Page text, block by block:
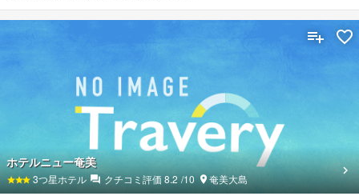
ホテルニュー奄美
3つ星ホテル クチコミ評価8.2 /10 奄美大島